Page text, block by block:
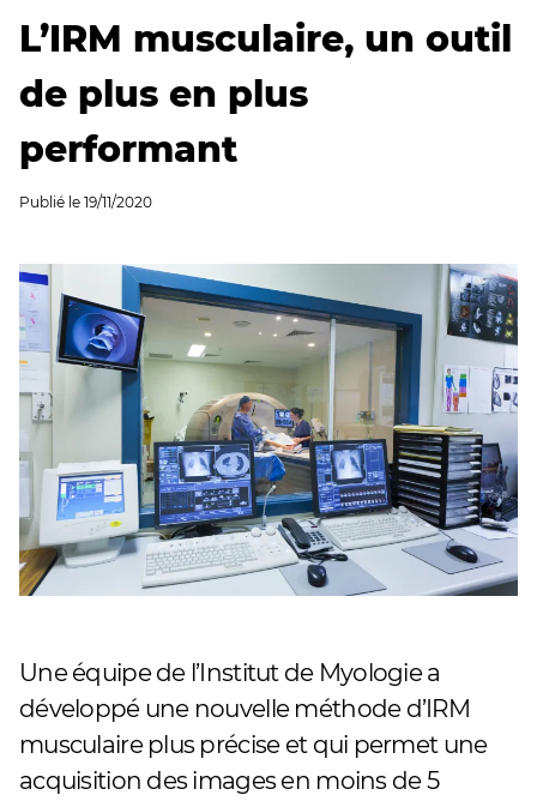
L’IRM musculaire, un outil
de plus en plus
performant
Publié le 19/11/2020
Une équipe de l’Institut de Myologie a
développé une nouvelle méthode d’IRM
musculaire plus précise et qui permet une
acquisition des images en moins de 5